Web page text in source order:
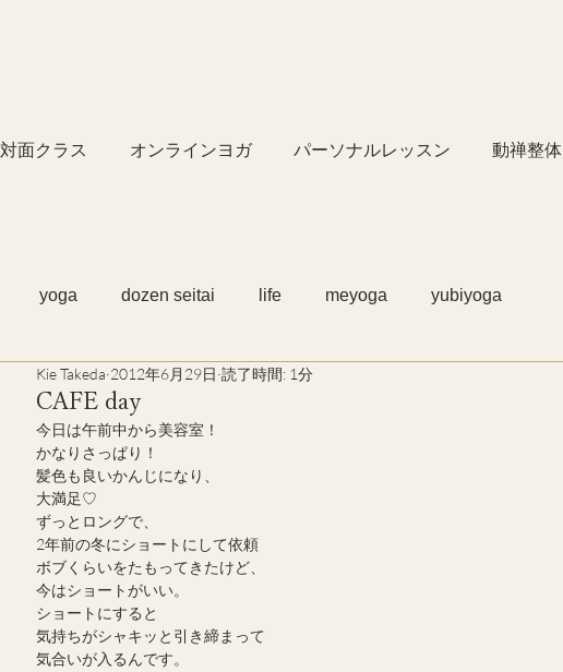
対面クラス オンラインヨガ パーソナルレッスン 動禅整体
yoga dozen seitai life meyoga yubiyoga
CAFE day
Kie Takeda 2012年6月29日 読了時間: 1分
今日は午前中から美容室！
かなりさっぱり！
髪色も良いかんじになり、
大満足♡
ずっとロングで、
2年前の冬にショートにして依頼
ボブくらいをたもってきたけど、
今はショートがいい。
ショートにすると
気持ちがシャキッと引き締まって
気合いが入るんです。